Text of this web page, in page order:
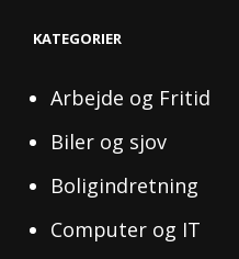
KATEGORIER
Arbejde og Fritid
Biler og sjov
Boligindretning
Computer og IT